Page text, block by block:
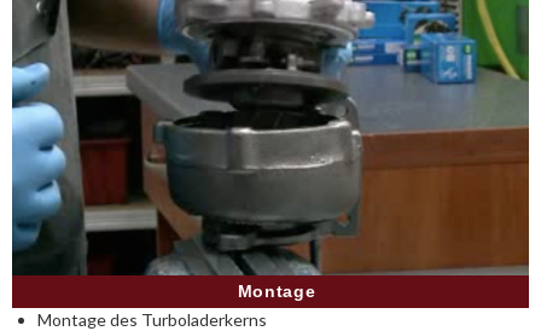
Montage
Montage des Turboladerkerns